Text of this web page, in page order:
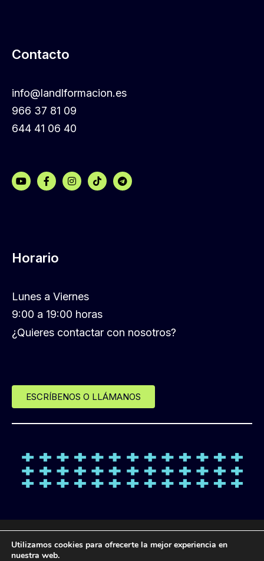
Contacto
info@landlformacion.es
966 37 81 09
644 41 06 40
Horario
Lunes a Viernes
9:00 a 19:00 horas
¿Quieres contactar con nosotros?
ESCRÍBENOS O LLÁMANOS
© Desde 2013 LANDL FORMACIÓN
Utilizamos cookies para ofrecerte la mejor experiencia en
nuestra web.